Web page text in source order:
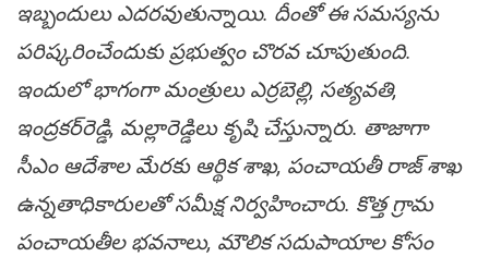
ఇబ్బందులు ఎదర‌వుతున్నాయి. దీంతో ఈ స‌మ‌స్య‌ను
ప‌రిష్క‌రించేందుకు ప్ర‌భుత్వం చొర‌వ చూపుతుంది.
ఇందులో భాగంగా మంత్రులు ఎర్రబెల్లి, సత్యవతి,
ఇంద్రకర్‌రెడ్డి, మ‌ల్లారెడ్డిలు కృషి చేస్తున్నారు. తాజాగా
సీఎం ఆదేశాల మేర‌కు ఆర్థిక శాఖ‌, పంచాయ‌తీ రాజ్ శాఖ
ఉన్న‌తాధికారుల‌తో స‌మీక్ష నిర్వ‌హించారు. కొత్త గ్రామ
పంచాయ‌తీల భ‌వ‌నాలు, మౌలిక స‌దుపాయాల కోసం